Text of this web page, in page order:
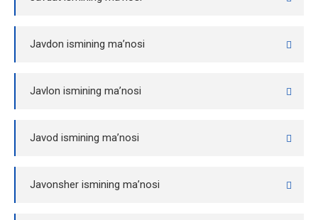
Javdon ismining ma’nosi
Javlon ismining ma’nosi
Javod ismining ma’nosi
Javonsher ismining ma’nosi